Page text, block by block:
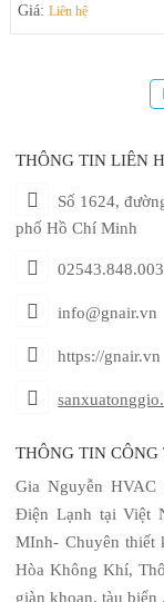
giúp điều tiết luồng
máy theo luồng tối
Giá:Liên hệ
THÔNG TIN LIÊN
Số 1624,
phố Hồ Chí Minh
info@gnair.vn
https://gnair.vn
THÔNG TIN CÔNG
Gia Nguyễn HVAC
Điện Lạnh tại Việt
MInh- Chuyên thiết
Hòa Không Khí,
giàn khoan, tàu biển